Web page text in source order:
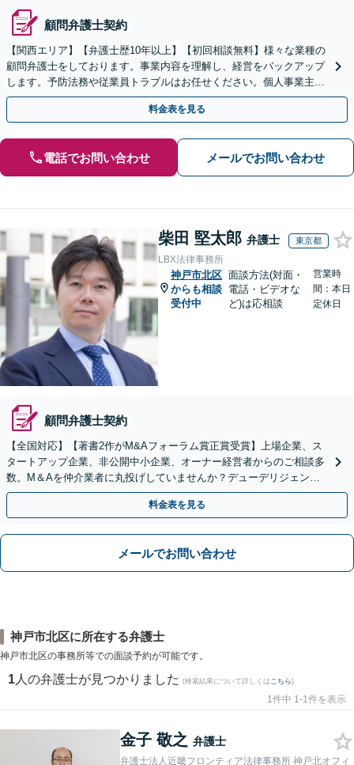
顧問弁護士契約
【関西エリア】【弁護士歴10年以上】【初回相談無料】様々な業種の
顧問弁護士をしております。事業内容を理解し、経営をバックアップ
します。予防法務や従業員トラブルはお任せください。個人事業主か
らのご相談も可【休日・夜間相談可】
料金表を見る
電話でお問い合わせ メールでお問い合わせ
柴田 堅太郎 弁護士 東京都
LBX法律事務所
神戸市北区
からも相談
受付中
面談方法(対面・
電話・ビデオな
ど)は応相談
営業時
間：本日
定休日
顧問弁護士契約
【全国対応】【著書2作がM&Aフォーラム賞正賞受賞】上場企業、ス
タートアップ企業、非公開中小企業、オーナー経営者からのご相談多
数。M＆Aを仲介業者に丸投げしていませんか？デューデリジェンス
や契約書作成・交渉はお任せください【初回無料】
料金表を見る
メールでお問い合わせ
神戸市北区に所在する弁護士
神戸市北区の事務所等での面談予約が可能です。
1 人の弁護士が見つかりました (検索結果について詳しくは こちら)
1件中 1-1件を表示
金子 敬之 弁護士
弁護士法人近畿フロンティア法律事務所 神戸北オフィ